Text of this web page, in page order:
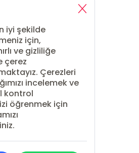
iyi şekilde
için,
ve gizliliğe
çerez
Çerezleri
incelemek ve
kontrol
öğrenmek için